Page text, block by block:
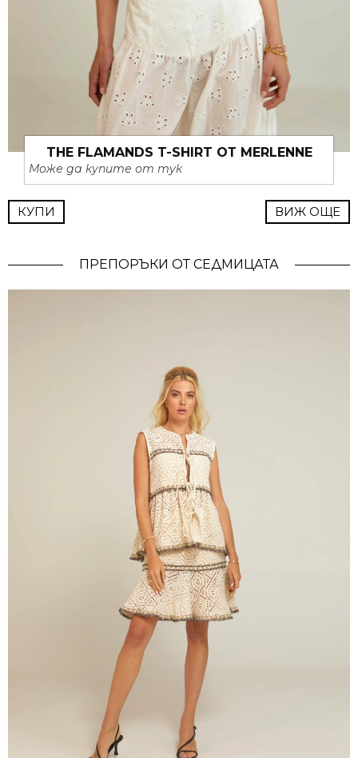
THE FLAMANDS T-SHIRT ОТ MERLENNE
Може да купите от тук
КУПИ ВИЖ ОЩЕ
ПРЕПОРЪКИ ОТ СЕДМИЦАТА